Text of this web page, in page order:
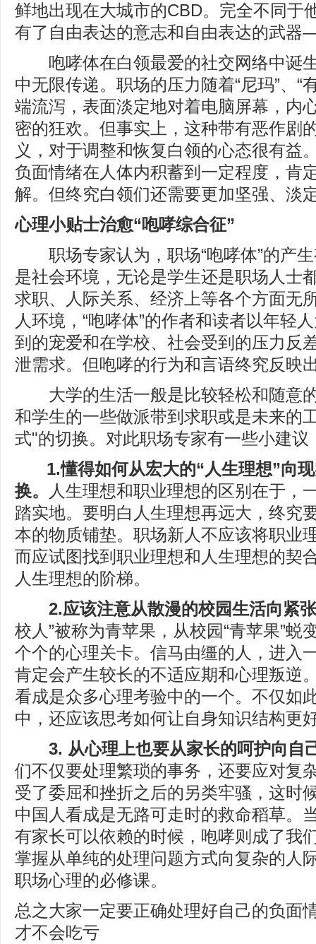
鲜地出现在大城市的CBD。完全不同于
有了自由表达的意志和自由表达的武
咆哮体在白领最爱的社交网络中诞
中无限传递。职场的压力随着“尼玛”、“
端流泻，表面淡定地对着电脑屏幕，内
密的狂欢。但事实上，这种带有恶作剧
义，对于调整和恢复白领的心态很有益
负面情绪在人体内积蓄到一定程度，肯
解。但终究白领们还需要更加坚强、淡
心理小贴士治愈“咆哮综合征”
职场专家认为，职场“咆哮体”的产生
是社会环境，无论是学生还是职场人士
求职、人际关系、经济上等各个方面无
人环境，“咆哮体”的作者和读者以年轻
到的宠爱和在学校、社会受到的压力反
泄需求。但咆哮的行为和言语终究反映
大学的生活一般是比较轻松和随意
和学生的一些做派带到求职或是未来的
式"的切换。对此职场专家有一些小建议
1.懂得如何从宏大的“人生理想”向
换。
人生理想和职业理想的区别在于，
踏实地。要明白人生理想再远大，终究
本的物质铺垫。职场新人不应该将职业
而应试图找到职业理想和人生理想的契
人生理想的阶梯。
2.应该注意从散漫的校园生活向紧
校人”被称为青苹果，从校园“青苹果”蜕
个个的心理关卡。信马由缰的人，进入
肯定会产生较长的不适应期和心理叛逆
看成是众多心理考验中的一个。不仅如
中，还应该思考如何让自身知识结构更
3. 从心理上也要从家长的呵护向自
们不仅要处理繁琐的事务，还要应对复
受了委屈和挫折之后的另类牢骚，这时
中国人看成是无路可走时的救命稻草。
有家长可以依赖的时候，咆哮则成了我
掌握从单纯的处理问题方式向复杂的人
职场心理的必修课。
总之大家一定要正确处理好自己的负面
才不会吃亏